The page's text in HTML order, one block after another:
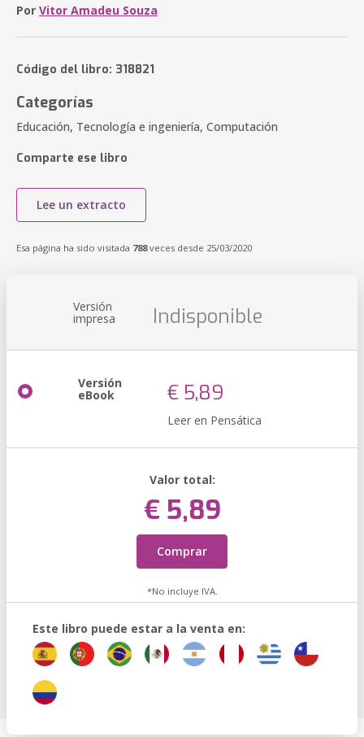
Por Vitor Amadeu Souza
Código del libro: 318821
Categorías
Educación, Tecnología e ingeniería, Computación
Comparte ese libro
Lee un extracto
Esa página ha sido visitada 788veces desde 25/03/2020
Versión
impresa Indisponible
Versión
eBook € 5,89
Leer en Pensática
Valor total:
€ 5,89
Comprar
*No incluye IVA.
Este libro puede estar a la venta en: